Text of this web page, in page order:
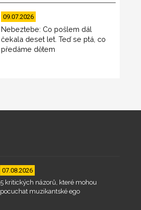
09.07.2026
Nebeztebe: Co pošlem dál
čekala deset let. Teď se ptá, co
předáme dětem
07.08.2026
5 kritických názorů, které mohou
pocuchat muzikantské ego